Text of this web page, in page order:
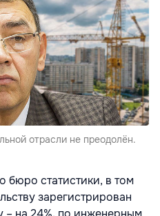
отрасли не преодолён.
бюро статистики, в том
зарегистрирован